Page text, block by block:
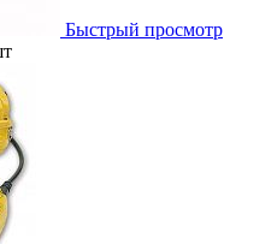
Быстрый просмотр